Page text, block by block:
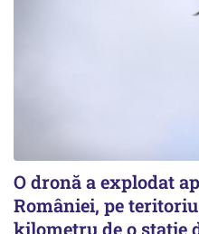
O dronă a explodat
României, pe
kilometru de o stație